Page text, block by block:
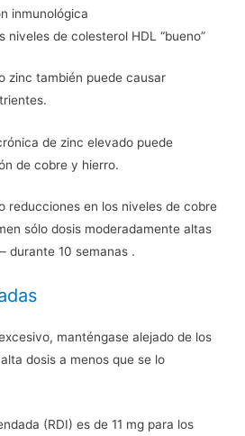
inmunológica
niveles de colesterol HDL “bueno”
zinc también puede causar
de zinc elevado puede
de cobre y hierro.
reducciones en los niveles de cobre
sólo dosis moderadamente altas
durante 10 semanas .
manténgase alejado de los
dosis a menos que se lo
(RDI) es de 11 mg para los